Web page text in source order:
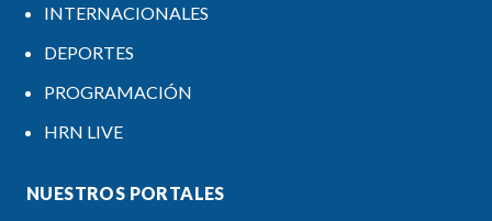
INTERNACIONALES
DEPORTES
PROGRAMACIÓN
HRN LIVE
NUESTROS PORTALES